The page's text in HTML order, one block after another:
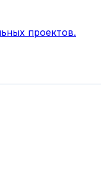
проектов.